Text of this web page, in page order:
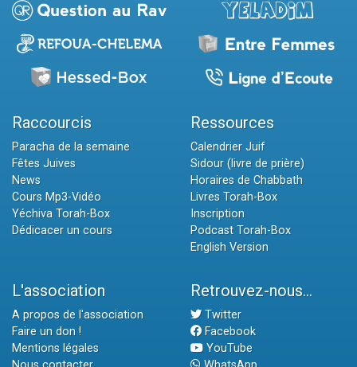
Raccourcis
Paracha de la semaine
Fêtes Juives
News
Cours Mp3-Vidéo
Yéchiva Torah-Box
Dédicacer un cours
Ressources
Calendrier Juif
Sidour (livre de prière)
Horaires de Chabbath
Livres Torah-Box
Inscription
Podcast Torah-Box
English Version
L'association
A propos de l'association
Faire un don !
Mentions légales
Retrouvez-nous...
Twitter
Facebook
YouTube